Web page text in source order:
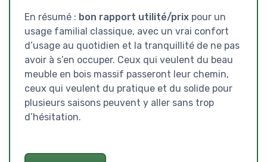
En résumé : bon rapport utilité/prix pour un
usage familial classique, avec un vrai confort
d’usage au quotidien et la tranquillité de ne pas
avoir à s’en occuper. Ceux qui veulent du beau
meuble en bois massif passeront leur chemin,
ceux qui veulent du pratique et du solide pour
plusieurs saisons peuvent y aller sans trop
d’hésitation.